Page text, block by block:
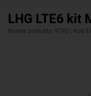
LHG LTE6 kit
Numer produktu: 9742 | Kod